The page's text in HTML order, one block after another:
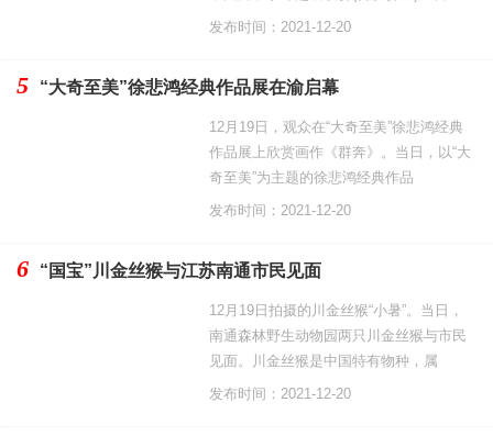
发布时间：2021-12-20
5 “大奇至美”徐悲鸿经典作品展在渝启幕
12月19日，观众在“大奇至美”徐悲鸿经典
作品展上欣赏画作《群奔》。当日，以“大
奇至美”为主题的徐悲鸿经典作品
发布时间：2021-12-20
6 “国宝”川金丝猴与江苏南通市民见面
12月19日拍摄的川金丝猴“小暑”。当日，
南通森林野生动物园两只川金丝猴与市民
见面。川金丝猴是中国特有物种，属
发布时间：2021-12-20